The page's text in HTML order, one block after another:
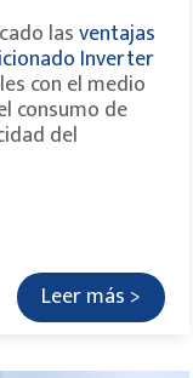
lasventajas
Inverter
con el medio
consumo de
del
Leer más >